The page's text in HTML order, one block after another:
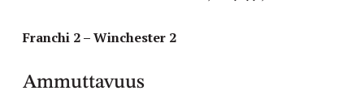
Franchi 2 – Winchester 2
Ammuttavuus